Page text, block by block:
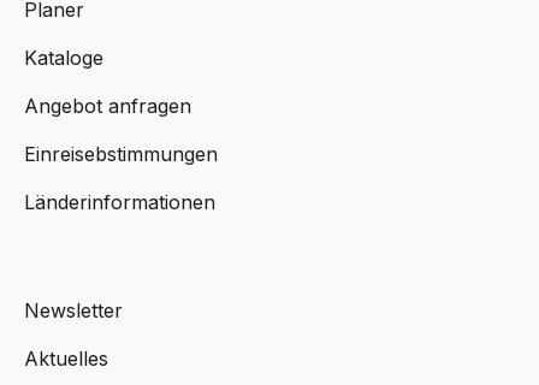
Planer
Kataloge
Angebot anfragen
Einreisebstimmungen
Länderinformationen
Newsletter
Aktuelles